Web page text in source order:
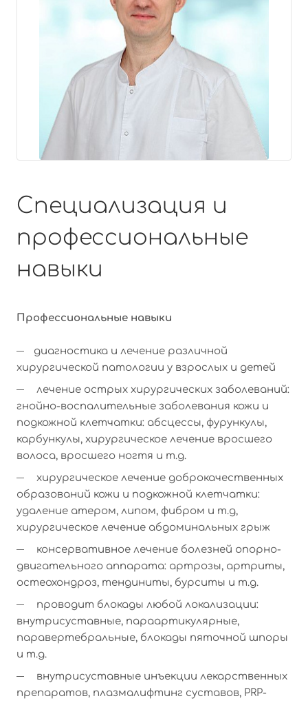
Специализация и
профессиональные
навыки
Профессиональные навыки
диагностика и лечение различной
хирургической патологии у взрослых и детей
лечение острых хирургических заболеваний:
гнойно-воспалительные заболевания кожи и
подкожной клетчатки: абсцессы, фурункулы,
карбункулы, хирургическое лечение вросшего
волоса, вросшего ногтя и т.д.
хирургическое лечение доброкачественных
образований кожи и подкожной клетчатки:
удаление атером, липом, фибром и т.д,
хирургическое лечение абдоминальных грыж
консервативное лечение болезней опорно-
двигательного аппарата: артрозы, артриты,
остеохондроз, тендиниты, бурситы и т.д.
проводит блокады любой локализации:
внутрисуставные, параартикулярные,
паравертебральные, блокады пяточной шпоры
и т.д.
внутрисуставные инъекции лекарственных
препаратов, плазмалифтинг суставов, PRP-